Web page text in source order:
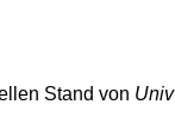
Stand von Univ